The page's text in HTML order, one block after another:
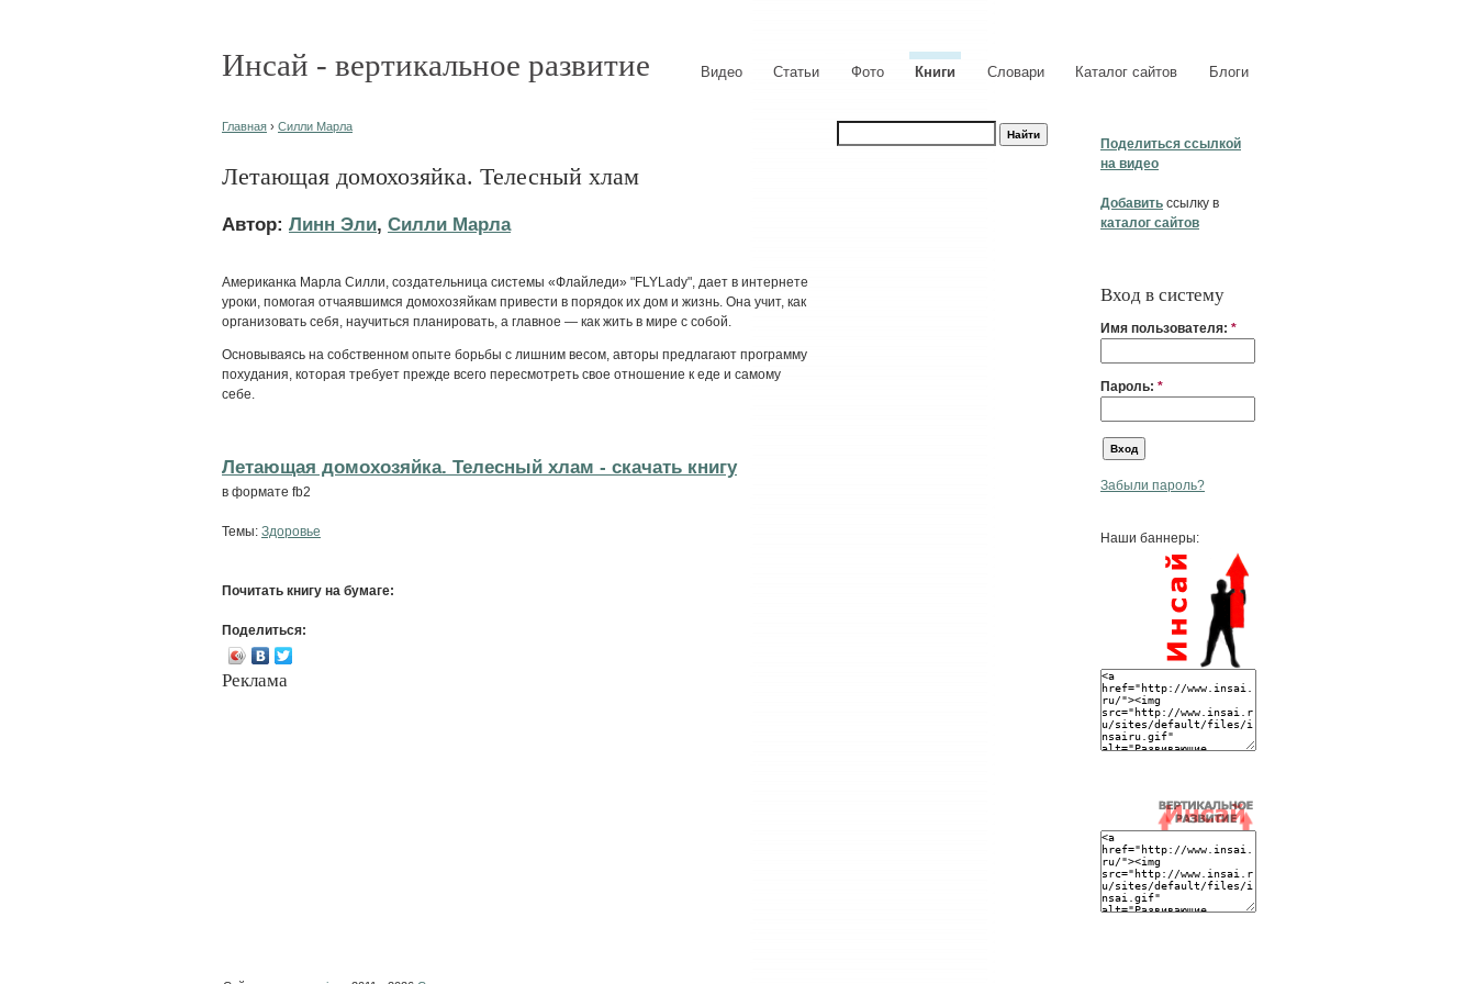
Инсай - вертикальное развитие Видео Статьи Фото Книги Словари Каталог сайтов Блоги
Поделиться ссылкой
на видео
Добавить ссылку в
каталог сайтов
Вход в систему
Имя пользователя: *
Пароль: *
Забыли пароль?
Наши баннеры:
Главная › Силли Марла
Летающая домохозяйка. Телесный хлам
Автор: Линн Эли, Силли Марла
Американка Марла Силли, создательница системы «Флайледи» "FLYLady", дает в интернете
уроки, помогая отчаявшимся домохозяйкам привести в порядок их дом и жизнь. Она учит, как
организовать себя, научиться планировать, а главное — как жить в мире с собой.
Основываясь на собственном опыте борьбы с лишним весом, авторы предлагают программу
похудания, которая требует прежде всего пересмотреть свое отношение к еде и самому
себе.
Летающая домохозяйка. Телесный хлам - cкачать книгу
в формате fb2
Темы: Здоровье
Почитать книгу на бумаге:
Поделиться:
Реклама